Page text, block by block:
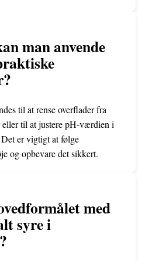
man anvende
til at rense overflader fra
eller til at justere pH-værdien i
er vigtigt at følge
og opbevare det sikkert.
med
syre i